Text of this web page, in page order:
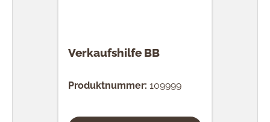
Verkaufshilfe BB
Produktnummer: 109999